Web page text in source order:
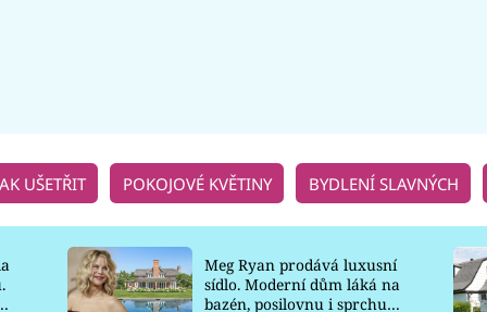
UŠETŘIT POKOJOVÉ KVĚTINY BYDLENÍ SLAVNÝCH
Meg Ryan prodává luxusní
sídlo. Moderní dům láká na
bazén, posilovnu i sprchu